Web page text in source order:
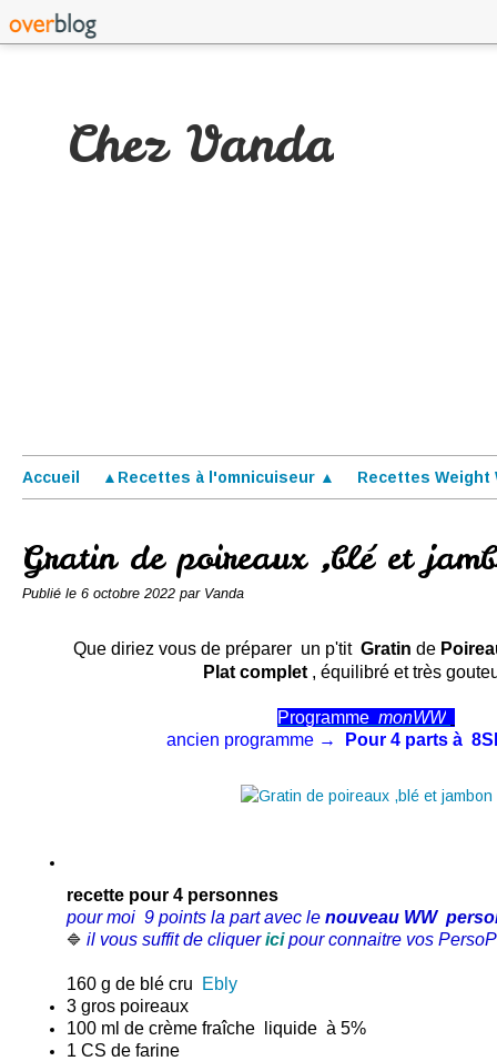
Chez Vanda
Accueil ▲Recettes à l'omnicuiseur ▲ Recettes Weight
Gratin de poireaux ,blé et
Publié le 6 octobre 2022 par Vanda
Que diriez vous de préparer un p'tit Gratin de
Plat complet, équilibré et très
Programme monWW
ancien programme →
Pour 4 parts à
recette pour 4 personnes
pour moi 9 points la part avec le nouveau WW
🔷 il vous suffit de cliquer icipour connaitre vos
160 g de blé cru
Ebly
3 gros poireaux
100 ml de crème fraîche liquide à 5%
1 CS de farine